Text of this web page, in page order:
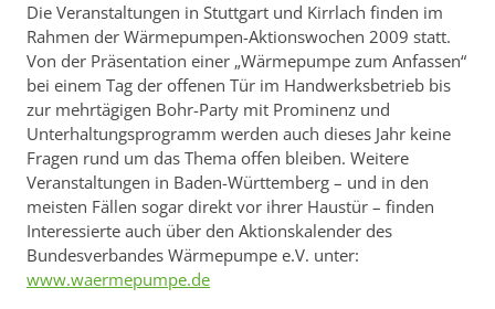
Die Veranstaltungen in Stuttgart und Kirrlach finden im
Rahmen der Wärmepumpen-Aktionswochen 2009 statt.
Von der Präsentation einer „Wärmepumpe zum Anfassen“
bei einem Tag der offenen Tür im Handwerksbetrieb bis
zur mehrtägigen Bohr-Party mit Prominenz und
Unterhaltungsprogramm werden auch dieses Jahr keine
Fragen rund um das Thema offen bleiben. Weitere
Veranstaltungen in Baden-Württemberg – und in den
meisten Fällen sogar direkt vor ihrer Haustür – finden
Interessierte auch über den Aktionskalender des
Bundesverbandes Wärmepumpe e.V. unter:
www.waermepumpe.de